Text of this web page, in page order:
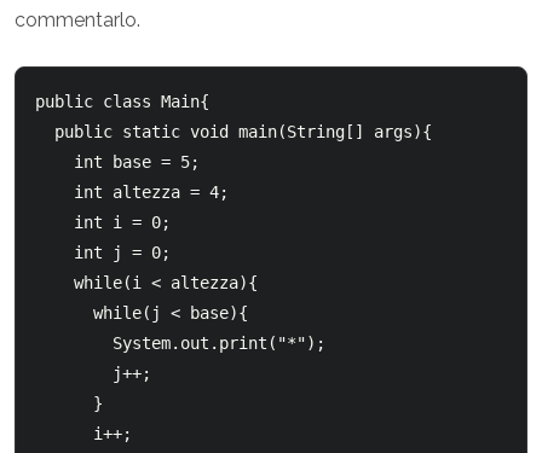
commentarlo.
public class Main{
public static void main(String[] args){
int base = 5;
int altezza = 4;
int i = 0;
int j = 0;
while(i < altezza){
while(j < base){
System.out.print("*");
j++;
}
i++;